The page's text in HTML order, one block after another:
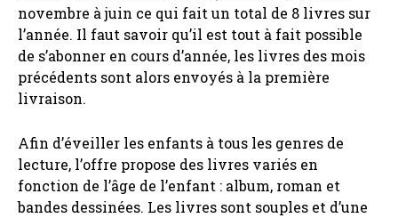
novembre à juin ce qui fait un total de 8 livres sur
l’année. Il faut savoir qu’il est tout à fait possible
de s’abonner en cours d’année, les livres des mois
précédents sont alors envoyés à la première
livraison.
Afin d’éveiller les enfants à tous les genres de
lecture, l’offre propose des livres variés en
fonction de l’âge de l’enfant : album, roman et
bandes dessinées. Les livres sont souples et d’une